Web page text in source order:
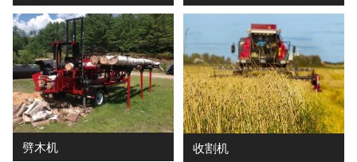
劈木机 收割机